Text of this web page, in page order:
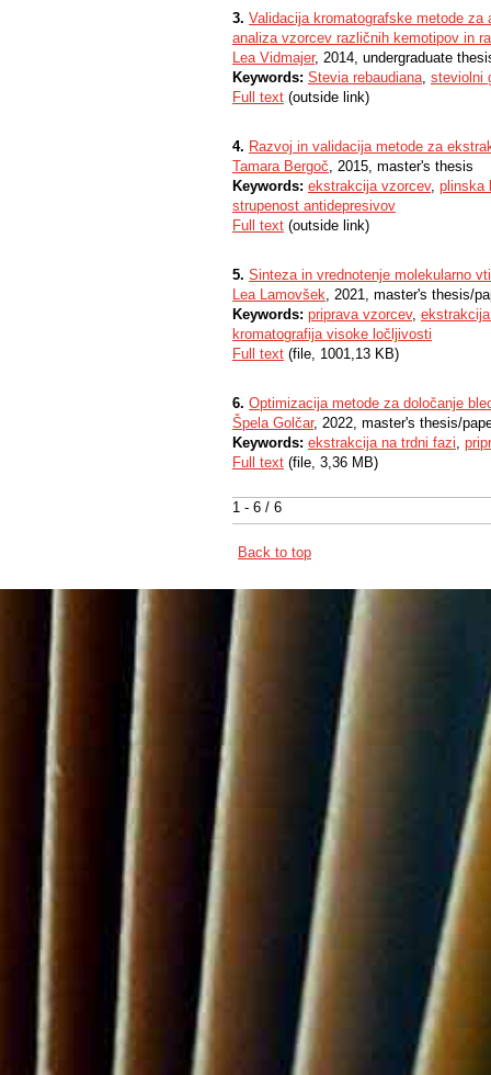
1 - 6 / 6
3. Validacija kromatografske metode
analiza vzorcev različnih kemotipov in
Lea Vidmajer, 2014, undergraduate
Keywords: Stevia rebaudiana, steviolni
Full text (outside link)
4. Razvoj in validacija metode za
Tamara Bergoč, 2015, master's thesis
Keywords: ekstrakcija vzorcev, plinska
strupenost antidepresivov
Full text (outside link)
5. Sinteza in vrednotenje molekularno
Lea Lamovšek, 2021, master's thesis/
Keywords: priprava vzorcev,
kromatografija visoke ločljivosti
Full text (file, 1001,13 KB)
6. Optimizacija metode za določanje
Špela Golčar, 2022, master's thesis/
Keywords: ekstrakcija na trdni fazi,
Full text (file, 3,36 MB)
Back to top